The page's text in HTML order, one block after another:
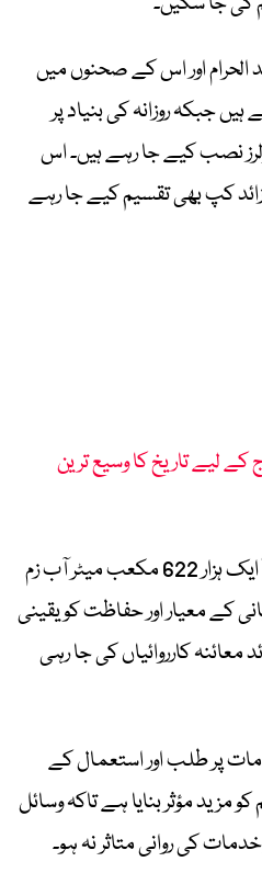
اور اس کے صحنوں میں
ہیں جبکہ روزانہ کی بنیاد پر
آب زم زم کولرز نصب کیے جا رہے ہیں۔ اس
21 لاکھ سے زائد کپ بھی تقسیم کیے جا رہے
کے لیے تاریخ کا وسیع ترین
رپورٹ کے مطابق روزانہ اوسطاً ایک ہزار 622 مکعب میٹر آب زم
کے معیار اور حفاظت کو یقینی
روزانہ 70 سے زائد معائنہ کارروائیاں کی جا رہی
پر طلب اور استعمال کے
کو مزید مؤثر بنایا ہے تاکہ وسائل
کی روانی متاثر نہ ہو۔